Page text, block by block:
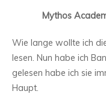
Mythos
Wie lange wollte ich
lesen. Nun habe ich
gelesen habe ich sie
Haupt.